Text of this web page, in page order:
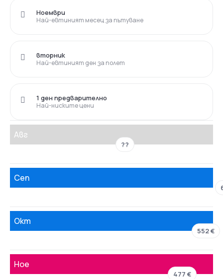
Най-евтиният месец за пътуване
Ноември
Най-евтиният ден за полет
вторник
Най-ниските цени
1 ден предварително
Авг
??
Сеп
Окт
552 €
Ное
477 €